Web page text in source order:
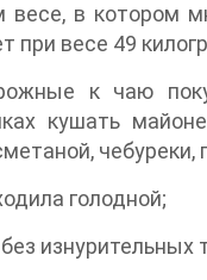
в котором
при весе 49
к чаю
кушать
чебуреки,
голодной;
изнурительных